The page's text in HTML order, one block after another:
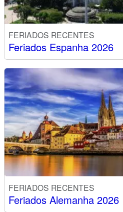
FERIADOS RECENTES
Feriados Espanha 2026
FERIADOS RECENTES
Feriados Alemanha 2026